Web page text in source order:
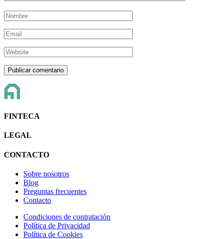
FINTECA
LEGAL
CONTACTO
Sobre nosotros
Blog
Preguntas frecuentes
Contacto
Condiciones de contratación
Política de Privacidad
Política de Cookies